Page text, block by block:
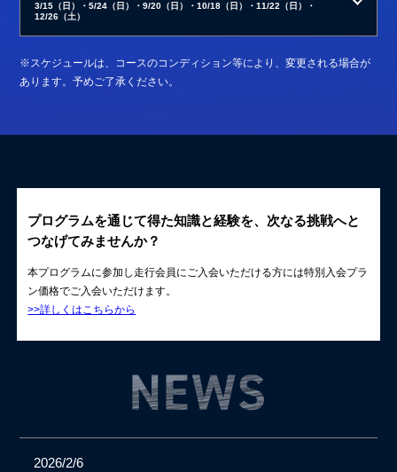
3/15（日）・5/24（日）・9/20（日）・10/18（日）・11/22（日）・
12/26（土）
※スケジュールは、コースのコンディション等により、変更される場合が
あります。予めご了承ください。
プログラムを通じて得た知識と経験を、次なる挑戦へと
つなげてみませんか？
本プログラムに参加し走行会員にご入会いただける方には特別入会プラ
ン価格でご入会いただけます。
>>詳しくはこちらから
2026/2/6